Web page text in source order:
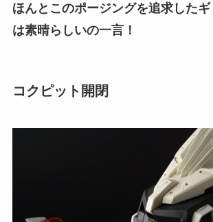
ほんとこのポージングを追求したギ
は素晴らしいの一言！
コクピット開閉